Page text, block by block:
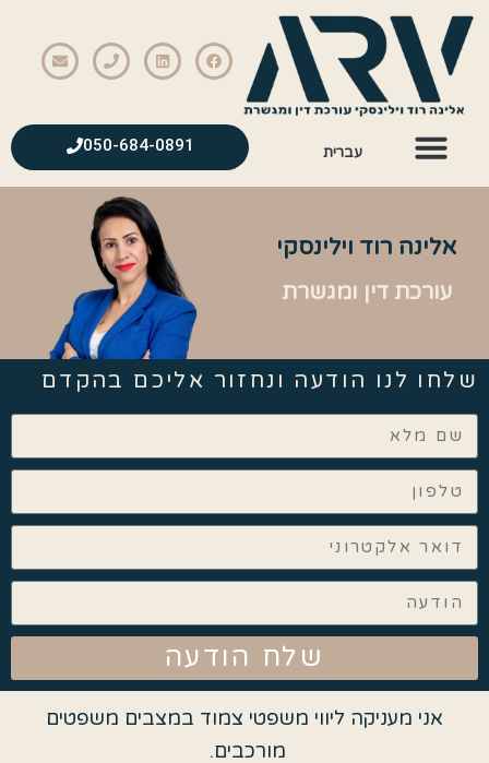
עברית 050-684-0891
אלינה רוד וילינסקי
עורכת דין ומגשרת
שלחו לנו הודעה ונחזור אליכם בהקדם
שלח הודעה
אני מעניקה ליווי משפטי צמוד במצבים משפטים
מורכבים.